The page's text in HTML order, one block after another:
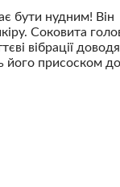
бути нудним! Він
Соковита
вібрації
його присоском до